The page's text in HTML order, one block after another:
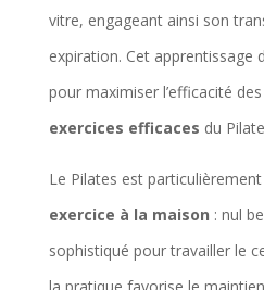
vitre, engageant ainsi son
expiration. Cet apprentissage
pour maximiser l’efficacité des
exercices efficaces du
Le Pilates est
exercice à la maison : nul
sophistiqué pour travailler le